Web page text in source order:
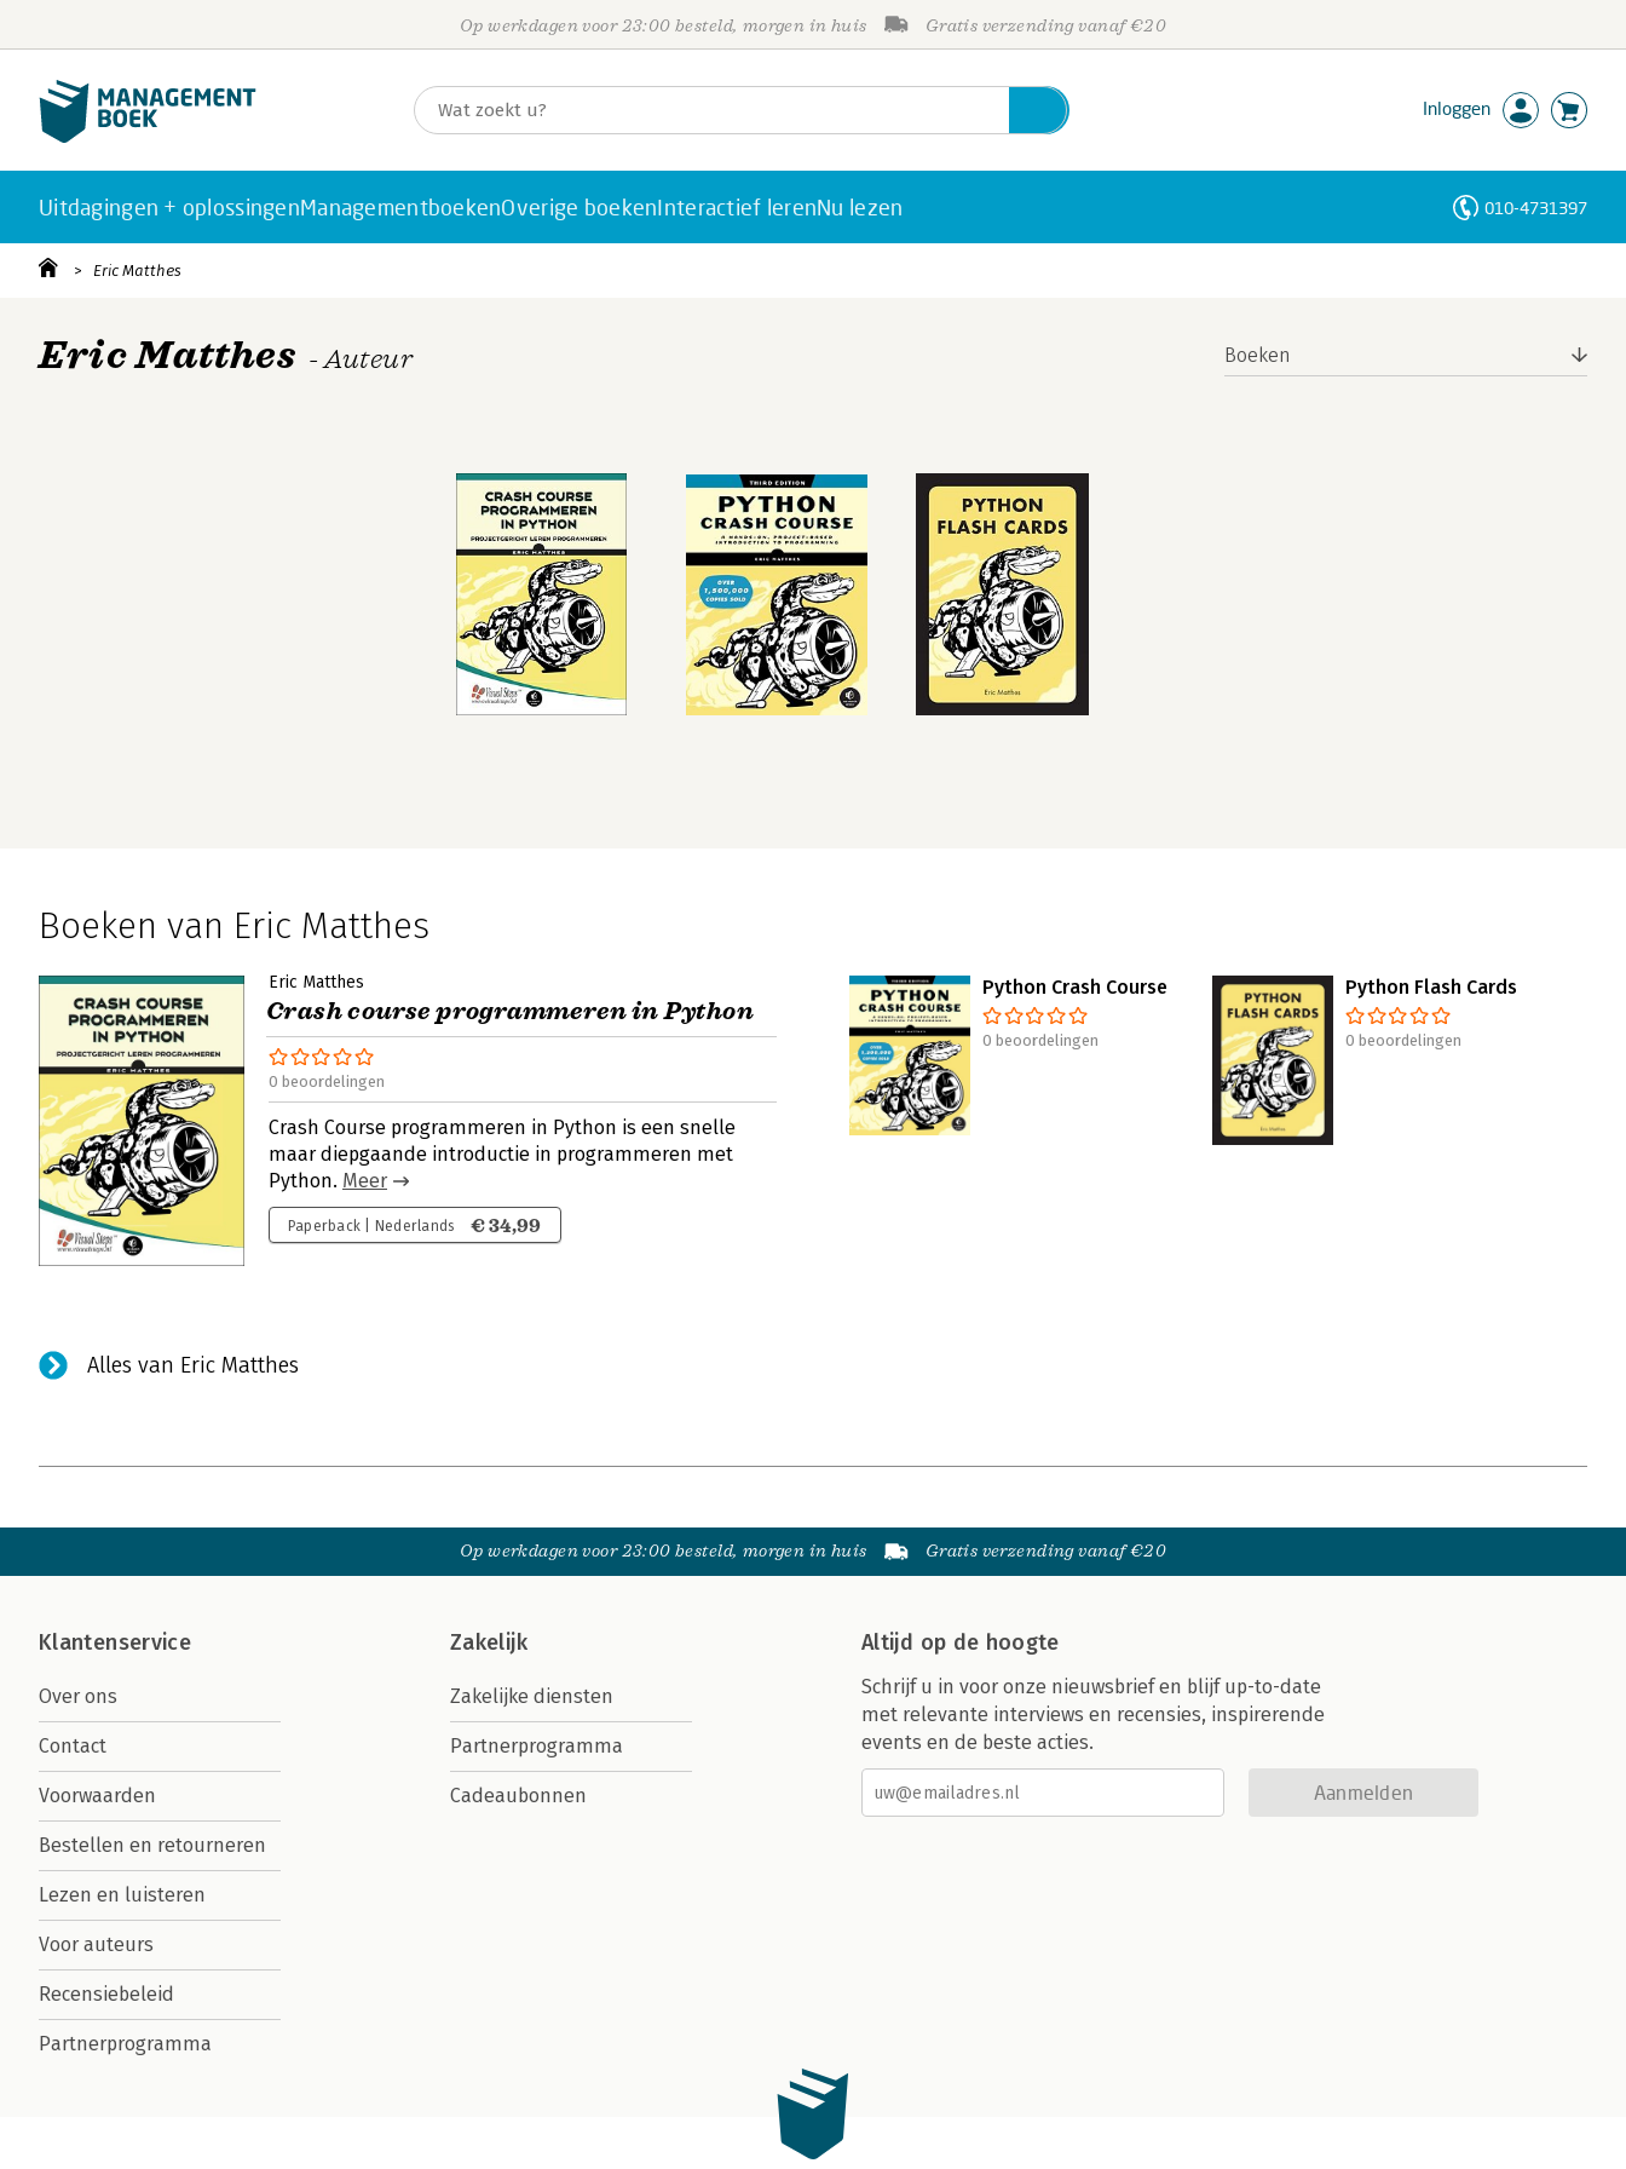
Op werkdagen voor 23:00 besteld, morgen in huis Gratis verzending vanaf €20
Inloggen
Uitdagingen + oplossingenManagementboekenOverige boekenInteractief lerenNu lezen 010-4731397
Eric Matthes
Eric Matthes - Auteur Boeken
Boeken van Eric Matthes
Eric Matthes
Crash course programmeren in Python
0 beoordelingen
Crash Course programmeren in Python is een snelle
maar diepgaande introductie in programmeren met
Python. Meer
Paperback | Nederlands € 34,99
Python Crash Course
0 beoordelingen
Python Flash Cards
0 beoordelingen
Alles van Eric Matthes
Op werkdagen voor 23:00 besteld, morgen in huis Gratis verzending vanaf €20
Klantenservice
Over ons
Contact
Voorwaarden
Bestellen en retourneren
Lezen en luisteren
Voor auteurs
Recensiebeleid
Partnerprogramma
Zakelijk
Zakelijke diensten
Partnerprogramma
Cadeaubonnen
Altijd op de hoogte
Schrijf u in voor onze nieuwsbrief en blijf up-to-date
met relevante interviews en recensies, inspirerende
events en de beste acties.
Aanmelden
Personen